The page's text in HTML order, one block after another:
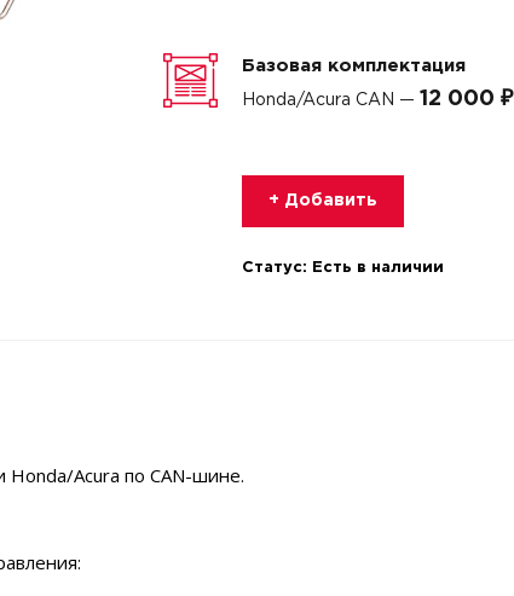
Базовая комплектация
Honda/Acura CAN — 12 000 ₽
+ Добавить
Статус: Есть в наличии
Acura по CAN-шине.